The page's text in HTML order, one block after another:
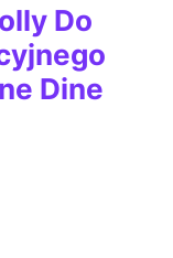
Do
Dine